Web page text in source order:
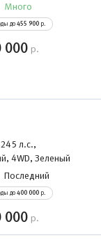
Много
до 455 900 р.
000 р.
л.с.,
4WD, Зеленый
Последний
до 400 000 р.
000 р.